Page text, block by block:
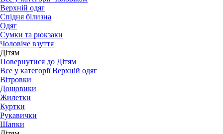
Верхній одяг
Спідня білизна
Одяг
Сумки та рюкзаки
Чоловіче взуття
Дітям
Повернутися до Дітям
Все у категорії Верхній одяг
Вітровки
Дощовики
Жилетки
Куртки
Рукавички
Шапки